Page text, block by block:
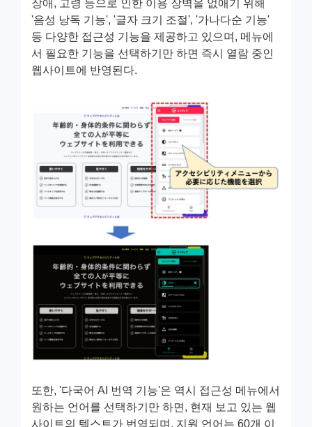
장애, 고령 등으로 인한 이용 장벽을 없애기 위해
'음성 낭독 기능', '글자 크기 조절', '가나다순 기능'
등 다양한 접근성 기능을 제공하고 있으며, 메뉴에
서 필요한 기능을 선택하기만 하면 즉시 열람 중인
웹사이트에 반영된다.
또한, '다국어 AI 번역 기능'은 역시 접근성 메뉴에서
원하는 언어를 선택하기만 하면, 현재 보고 있는 웹
사이트의 텍스트가 번역되며, 지원 언어는 60개 이